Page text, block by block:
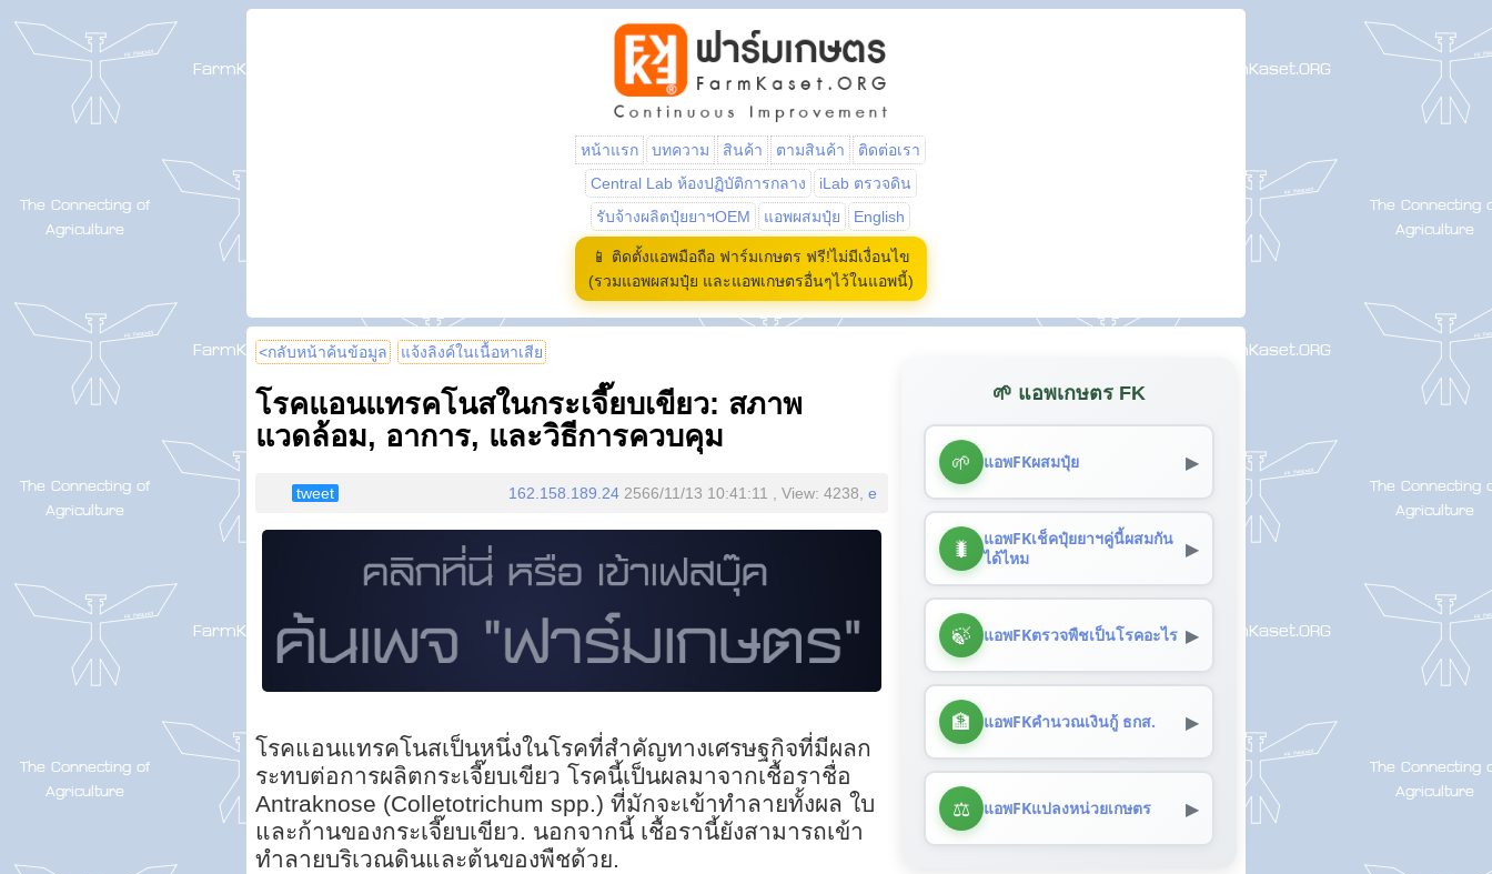
หน้าแรก บทความ สินค้า ตามสินค้า
ติดต่อเรา
Central Lab ห้องปฏิบัติการกลาง
iLab ตรวจดิน
รับจ้างผลิตปุ๋ยยาฯOEM
แอพผสมปุ๋ย English
📱 ติดตั้งแอพมือถือ ฟาร์มเกษตร ฟรี!ไม่มีเงื่อนไข
(รวมแอพผสมปุ๋ย และแอพเกษตรอื่นๆไว้ในแอพนี้)
<กลับหน้าค้นข้อมูล แจ้งลิงค์ในเนื้อหาเสีย
โรคแอนแทรคโนสในกระเจี๊ยบเขียว: สภาพ
แวดล้อม, อาการ, และวิธีการควบคุม
tweet 162.158.189.24 2566/11/13 10:41:11 , View: 4238, e
โรคแอนแทรคโนสเป็นหนึ่งในโรคที่สำคัญทางเศรษฐกิจที่มีผลก
ระทบต่อการผลิตกระเจี๊ยบเขียว โรคนี้เป็นผลมาจากเชื้อราชื่อ
Antraknose (Colletotrichum spp.) ที่มักจะเข้าทำลายทั้งผล ใบ
และก้านของกระเจี๊ยบเขียว. นอกจากนี้ เชื้อรานี้ยังสามารถเข้า
ทำลายบริเวณดินและต้นของพืชด้วย.
🌱 แอพเกษตร FK
🌱 แอพFKผสมปุ๋ย ▶
🐛
แอพFKเช็คปุ๋ยยาฯคู่นี้ผสมกัน
ได้ไหม
▶
🍃 แอพFKตรวจพืชเป็นโรคอะไร ▶
🏦 แอพFKคำนวณเงินกู้ ธกส. ▶
⚖️ แอพFKแปลงหน่วยเกษตร ▶